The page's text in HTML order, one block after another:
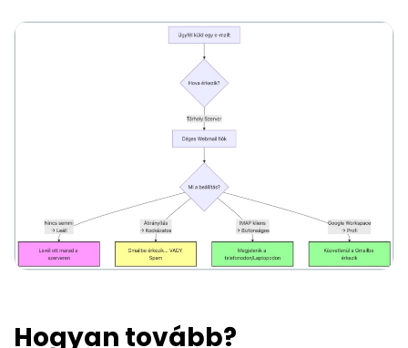
Hogyan tovább?